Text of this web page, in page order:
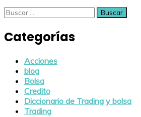
Buscar:
Categorías
Acciones
blog
Bolsa
Credito
Diccionario de Trading y bolsa
Trading